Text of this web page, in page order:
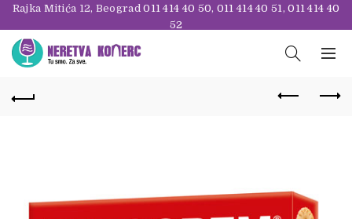
Rajka Mitića 12, Beograd011 414 40 50, 011 414 40 51,011 414 40
52